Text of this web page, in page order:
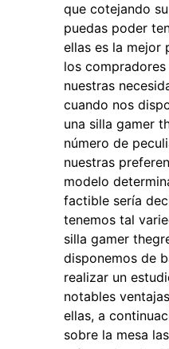
que cotejando
puedas poder
ellas es la mejor
los
nuestras
cuando nos
una silla gamer
número de
nuestras
modelo
factible sería
tenemos tal
silla gamer
disponemos de
realizar un
notables
ellas, a
sobre la mesa